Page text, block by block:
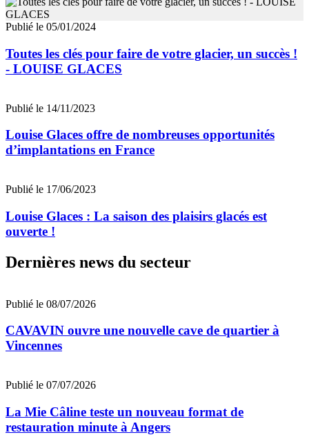
Publié le 05/01/2024
Toutes les clés pour faire de votre glacier, un succès !
- LOUISE GLACES
Publié le 14/11/2023
Louise Glaces offre de nombreuses opportunités
d’implantations en France
Publié le 17/06/2023
Louise Glaces : La saison des plaisirs glacés est
ouverte !
Dernières news du secteur
Publié le 08/07/2026
CAVAVIN ouvre une nouvelle cave de quartier à
Vincennes
Publié le 07/07/2026
La Mie Câline teste un nouveau format de
restauration minute à Angers